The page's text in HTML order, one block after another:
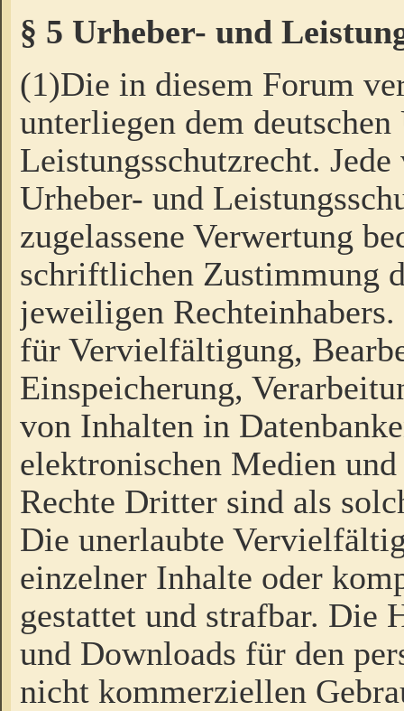
§ 5 Urheber- und
(1)Die in diesem Forum
unterliegen dem
Leistungsschutzrecht.
Urheber- und
zugelassene Verwertung
schriftlichen Zustimmung
jeweiligen
für Vervielfältigung,
Einspeicherung,
von Inhalten in
elektronischen Medien
Rechte Dritter sind als
Die unerlaubte
einzelner Inhalte oder
gestattet und strafbar. Die
und Downloads für den
nicht kommerziellen